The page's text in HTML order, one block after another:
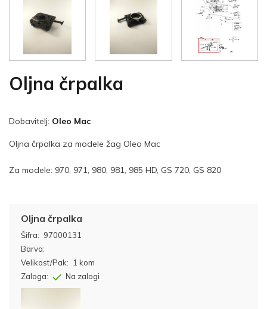
Oljna črpalka
Dobavitelj: Oleo Mac
Oljna črpalka za modele žag Oleo Mac
Za modele: 970, 971, 980, 981, 985 HD, GS 720, GS 820
Šifra: 97000131
Oljna črpalka
Barva:
Velikost/Pak:
1 kom
Zaloga:
Na zalogi